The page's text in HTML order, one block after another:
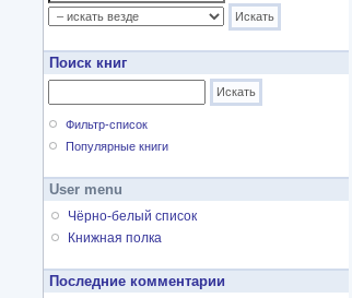
Поиск книг
Фильтр-список
Популярные книги
User menu
Чёрно-белый список
Книжная полка
Последние комментарии